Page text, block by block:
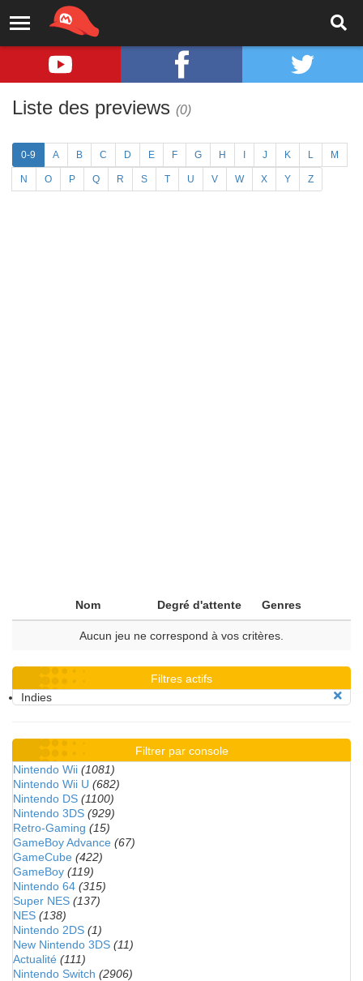
Liste des previews (0)
0-9 A B C D E F G H J K L M
N O P Q R S T U V W X Y Z
Nom Degré d'attente Genres
Aucun jeu ne correspond à vos critères.
Filtres actifs
Indies
Filtrer par console
Nintendo Wii (1081)
Nintendo Wii U (682)
Nintendo DS (1100)
Nintendo 3DS (929)
Retro-Gaming (15)
GameBoy Advance (67)
GameCube (422)
GameBoy (119)
Nintendo 64 (315)
Super NES (137)
NES (138)
Nintendo 2DS (1)
New Nintendo 3DS (11)
Actualité (111)
Nintendo Switch (2906)